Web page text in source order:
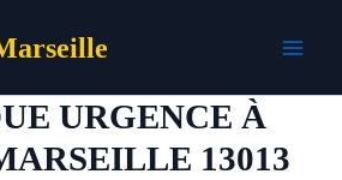
URGENCE À
13013